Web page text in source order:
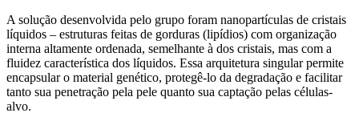
A solução desenvolvida pelo grupo foram nanopartículas de cristais
líquidos – estruturas feitas de gorduras (lipídios) com organização
interna altamente ordenada, semelhante à dos cristais, mas com a
fluidez característica dos líquidos. Essa arquitetura singular permite
encapsular o material genético, protegê-lo da degradação e facilitar
tanto sua penetração pela pele quanto sua captação pelas células-
alvo.